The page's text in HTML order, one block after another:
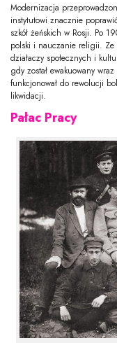
Modernizacja
instytutowi znacznie
szkół żeńskich w Rosji. Po
polski i nauczanie religii. Ze
działaczy społecznych i
gdy został ewakuowany
funkcjonował do rewolucji
likwidacji.
Pałac Pracy